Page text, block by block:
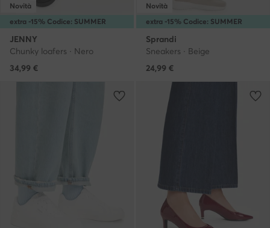
extra -15% Codice: SUMMER
Novità
JENNY
Chunky loafers · Nero
34,99 €
extra -15% Codice: SUMMER
Novità
Sprandi
Sneakers · Beige
24,99 €